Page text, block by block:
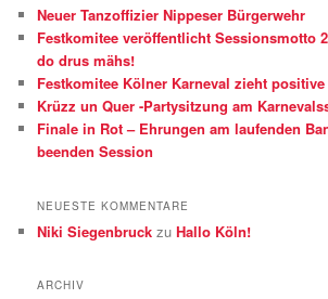
n
Neuer Tanzoffizier Nippeser Bürgerwehr
Festkomitee veröffentlicht Sessionsmotto
do drus mähs!
Festkomitee Kölner Karneval zieht
Krüzz un Quer -Partysitzung am
Finale in Rot – Ehrungen am laufenden
beenden Session
NEUESTE KOMMENTARE
Niki Siegenbruck zuHallo Köln!
ARCHIV